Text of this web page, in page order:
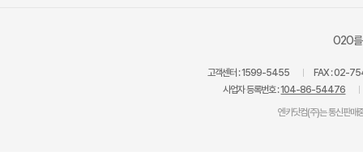
O2O를
고객센터 :1599-5455 FAX :02-
사업자 등록번호 :104-86-54476
엔카닷컴(주)는 통신판매